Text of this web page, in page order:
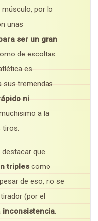
músculo, por lo
unas
ser un gran
de escoltas.
es
sus tremendas
ni
a la
tiros.
destacar que
triples como
de eso, no se
(por el
inconsistencia.